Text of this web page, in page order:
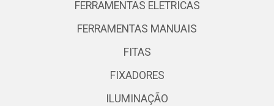
FERRAMENTAS ELETRICAS
FERRAMENTAS MANUAIS
FITAS
FIXADORES
ILUMINAÇÃO